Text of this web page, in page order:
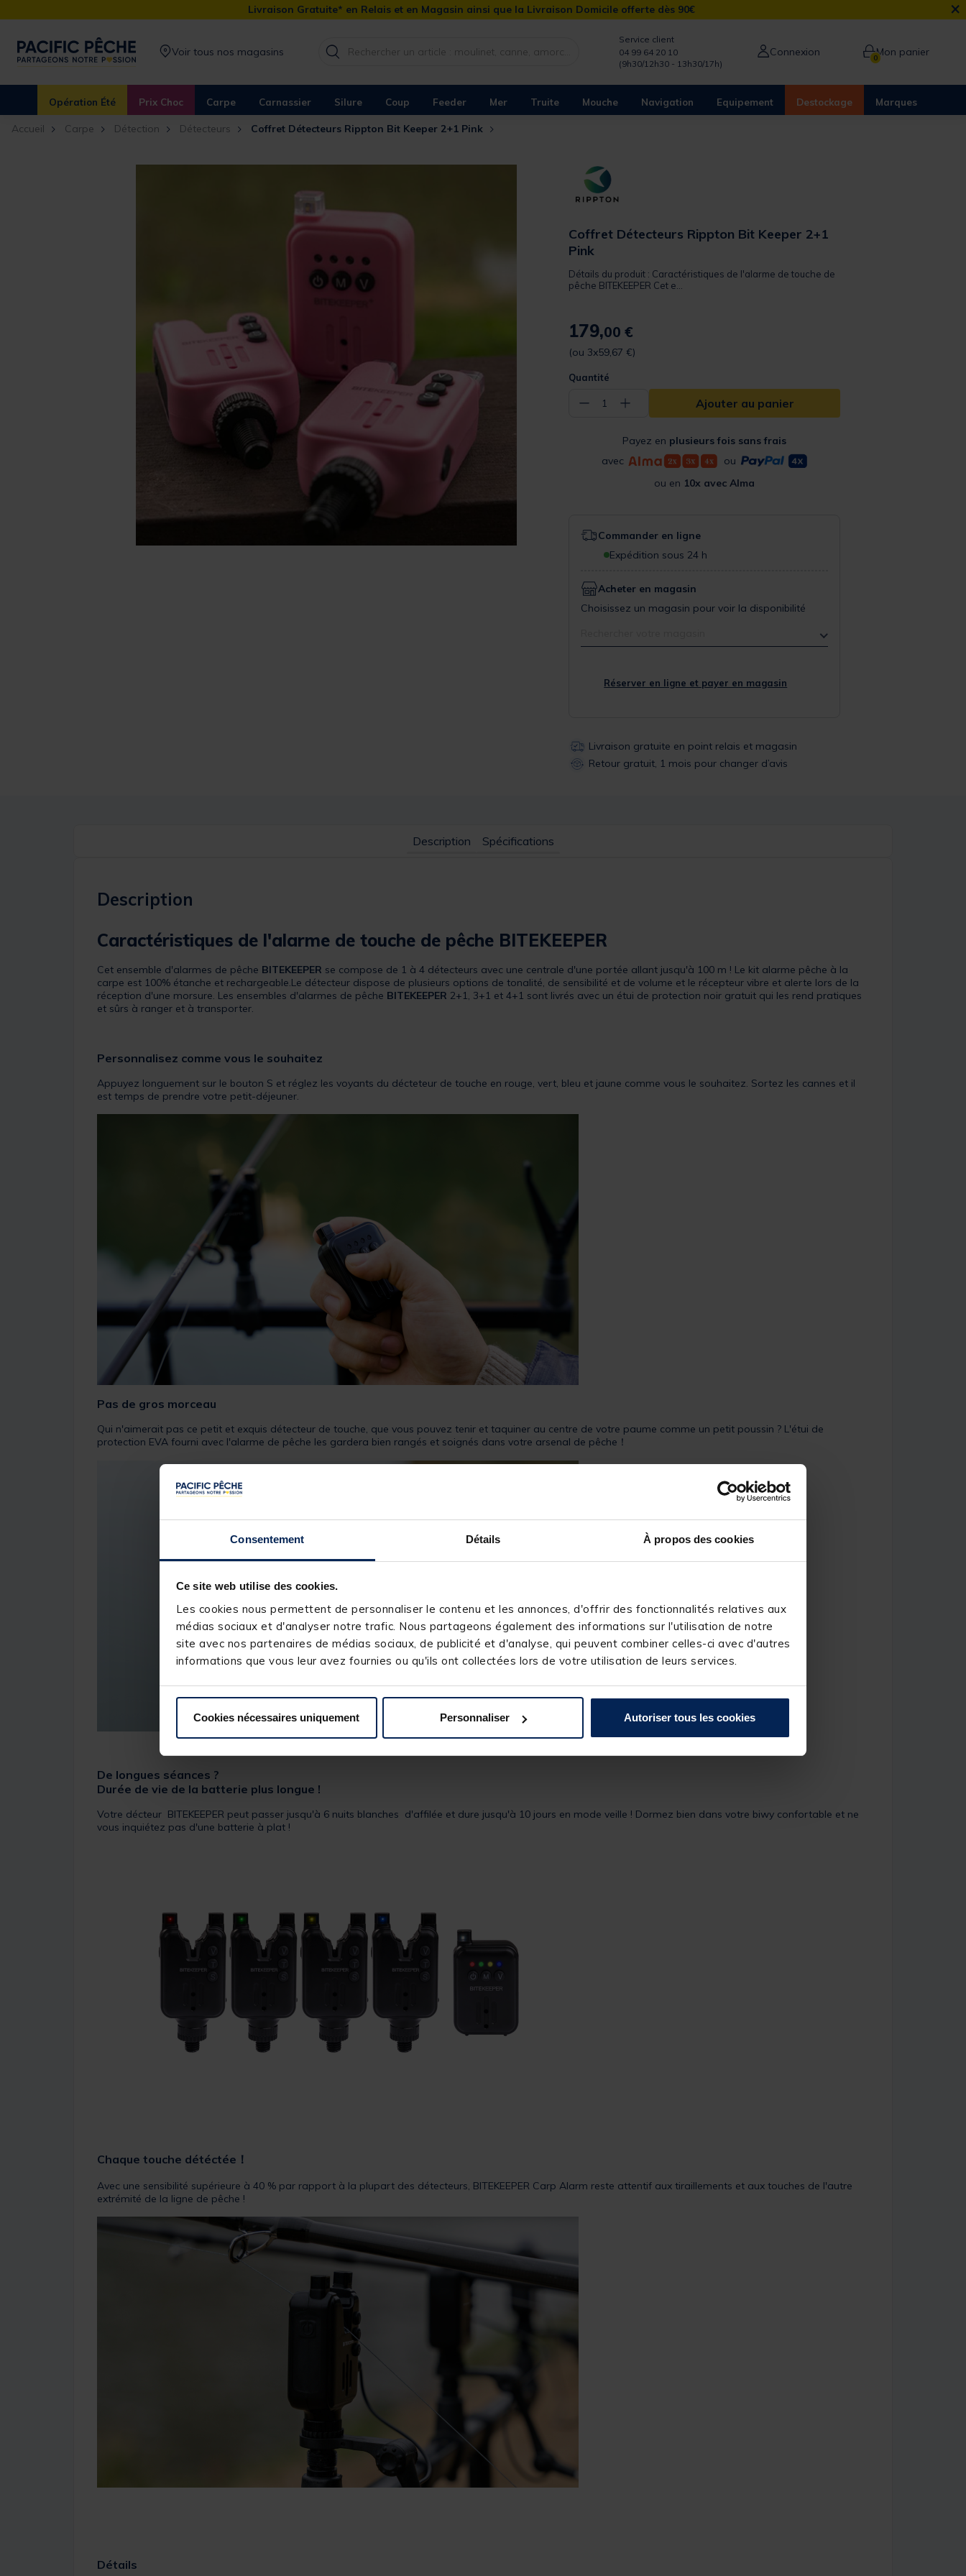
Consentement Détails À propos des cookies
Ce site web utilise des cookies.
Les cookies nous permettent de personnaliser le contenu et les annonces, d'offrir des fonctionnalités relatives aux
médias sociaux et d'analyser notre trafic. Nous partageons également des informations sur l'utilisation de notre
site avec nos partenaires de médias sociaux, de publicité et d'analyse, qui peuvent combiner celles-ci avec d'autres
informations que vous leur avez fournies ou qu'ils ont collectées lors de votre utilisation de leurs services.
Cookies nécessaires uniquement Personnaliser Autoriser tous les cookies
Livraison Gratuite* en Relais et en Magasin ainsi que la Livraison Domicile offerte dès 90€ ×
Voir tous nos magasins
Service client
04 99 64 20 10
(9h30/12h30 - 13h30/17h)
Connexion 0Mon panier
Opération Été Prix Choc Carpe Carnassier Silure Coup Feeder Mer Truite Mouche Navigation Equipement Destockage Marques
Accueil Carpe Détection Détecteurs Coffret Détecteurs Rippton Bit Keeper 2+1 Pink
Coffret Détecteurs Rippton Bit Keeper 2+1
Pink
Détails du produit : Caractéristiques de l'alarme de touche de
pêche BITEKEEPER Cet e...
179,00 €
(ou 3x59,67 €)
Quantité
− 1 + Ajouter au panier
Payez en plusieurs fois sans frais
avec
ou
ou en 10x avec Alma
Commander en ligne
Expédition sous 24 h
Acheter en magasin
Choisissez un magasin pour voir la disponibilité
Réserver en ligne et payer en magasin
Livraison gratuite en point relais et magasin
Retour gratuit, 1 mois pour changer d’avis
Description Spécifications
Description
Caractéristiques de l'alarme de touche de pêche BITEKEEPER
Cet ensemble d'alarmes de pêche BITEKEEPER se compose de 1 à 4 détecteurs avec une centrale d'une portée allant jusqu'à 100 m ! Le kit alarme pêche à la
carpe est 100% étanche et rechargeable.Le détecteur dispose de plusieurs options de tonalité, de sensibilité et de volume et le récepteur vibre et alerte lors de la
réception d'une morsure. Les ensembles d'alarmes de pêche BITEKEEPER 2+1, 3+1 et 4+1 sont livrés avec un étui de protection noir gratuit qui les rend pratiques
et sûrs à ranger et à transporter.
Personnalisez comme vous le souhaitez
Appuyez longuement sur le bouton S et réglez les voyants du décteteur de touche en rouge, vert, bleu et jaune comme vous le souhaitez. Sortez les cannes et il
est temps de prendre votre petit-déjeuner.
Pas de gros morceau
Qui n'aimerait pas ce petit et exquis détecteur de touche, que vous pouvez tenir et taquiner au centre de votre paume comme un petit poussin ? L'étui de
protection EVA fourni avec l'alarme de pêche les gardera bien rangés et soignés dans votre arsenal de pêche！
De longues séances ?
Durée de vie de la batterie plus longue !
Votre décteur BITEKEEPER peut passer jusqu'à 6 nuits blanches d'affilée et dure jusqu'à 10 jours en mode veille ! Dormez bien dans votre biwy confortable et ne
vous inquiétez pas d'une batterie à plat !
Chaque touche détéctée！
Avec une sensibilité supérieure à 40 % par rapport à la plupart des détecteurs, BITEKEEPER Carp Alarm reste attentif aux tiraillements et aux touches de l'autre
extrémité de la ligne de pêche !
Détails